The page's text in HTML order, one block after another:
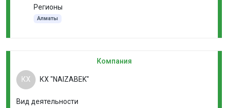
Регионы
Алматы
Компания
КХ КХ "NAIZABEK"
Вид деятельности